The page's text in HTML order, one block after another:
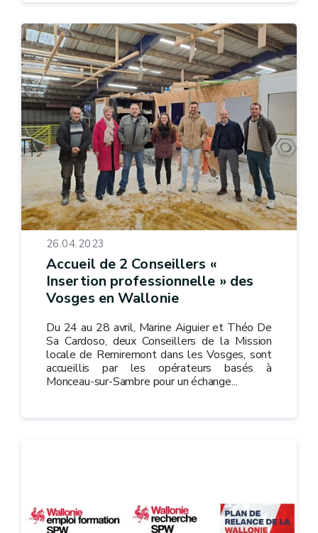
26.04.2023
Accueil de 2 Conseillers «
Insertion professionnelle » des
Vosges en Wallonie
Du 24 au 28 avril, Marine Aiguier et Théo De
Sa Cardoso, deux Conseillers de la Mission
locale de Remiremont dans les Vosges, sont
accueillis par les opérateurs basés à
Monceau-sur-Sambre pour un échange...